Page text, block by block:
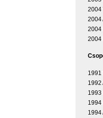
2004
2004
2004
2004
1991
1992
1993
1994
1994